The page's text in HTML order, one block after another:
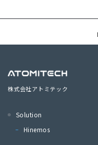
株式会社アトミテック
Solution
Hinemos